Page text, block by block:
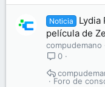
Noticia
Lydia
película de
compudemano
0
Foro de